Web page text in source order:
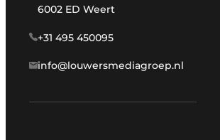
6002 ED Weert
+31 495 450095
info@louwersmediagroep.nl